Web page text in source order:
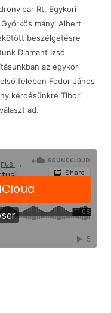
Rt. Egykori
mányi Albert
beszélgetésre
Diamant Izsó
az egykori
felében Fodor János
kérdésünkre Tibori
ad.